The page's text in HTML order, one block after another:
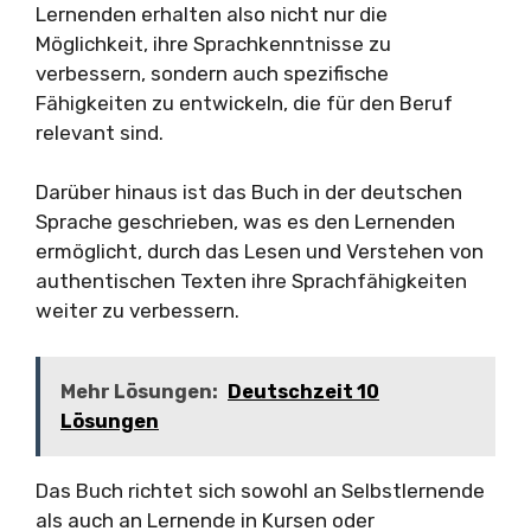
Lernenden erhalten also nicht nur die
Möglichkeit, ihre Sprachkenntnisse zu
verbessern, sondern auch spezifische
Fähigkeiten zu entwickeln, die für den Beruf
relevant sind.
Darüber hinaus ist das Buch in der deutschen
Sprache geschrieben, was es den Lernenden
ermöglicht, durch das Lesen und Verstehen von
authentischen Texten ihre Sprachfähigkeiten
weiter zu verbessern.
Mehr Lösungen: Deutschzeit 10
Lösungen
Das Buch richtet sich sowohl an Selbstlernende
als auch an Lernende in Kursen oder